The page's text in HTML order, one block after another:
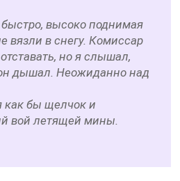
высоко поднимая
вязли в снегу. Комиссар
но я слышал,
дышал. Неожиданно над
бы щелчок и
вой летящей мины.